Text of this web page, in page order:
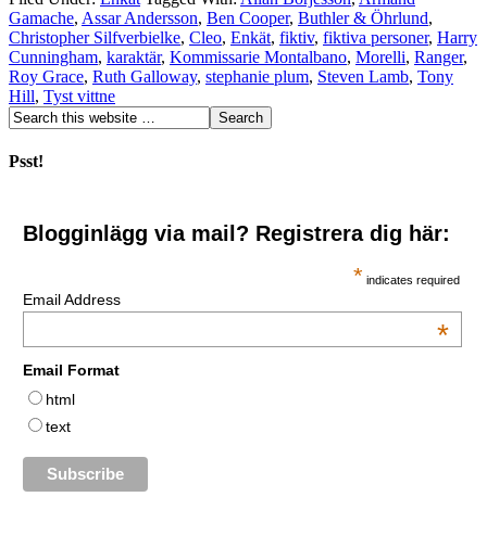
Gamache, Assar Andersson, Ben Cooper, Buthler & Öhrlund,
Christopher Silfverbielke, Cleo, Enkät, fiktiv, fiktiva personer, Harry
Cunningham, karaktär, Kommissarie Montalbano, Morelli, Ranger,
Roy Grace, Ruth Galloway, stephanie plum, Steven Lamb, Tony
Hill, Tyst vittne
Psst!
Blogginlägg via mail? Registrera dig här:
* indicates required
Email Address
*
Email Format
html
text